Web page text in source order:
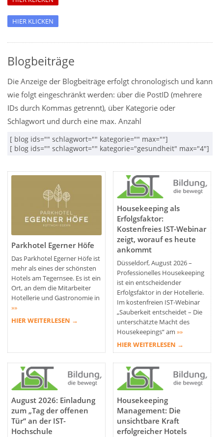
HIER KLICKEN
Blogbeiträge
Die Anzeige der Blogbeiträge erfolgt chronologisch und kann
wie folgt eingeschränkt werden: über die PostID (mehrere
IDs durch Kommas getrennt), über Kategorie oder
Schlagwort und durch eine max. Anzahl
[ blog ids="" schlagwort="" kategorie="" max=""]
[ blog ids="" schlagwort="" kategorie="gesundheit" max="4"]
Parkhotel Egerner Höfe
Das Parkhotel Egerner Höfe ist
mehr als eines der schönsten
Hotels am Tegernsee. Es ist ein
Ort, an dem die Mitarbeiter
Hotellerie und Gastronomie in
»»
HIER WEITERLESEN →
Housekeeping als
Erfolgsfaktor:
Kostenfreies IST-Webinar
zeigt, worauf es heute
ankommt
Düsseldorf, August 2026 –
Professionelles Housekeeping
ist ein entscheidender
Erfolgsfaktor in der Hotellerie.
Im kostenfreien IST-Webinar
„Sauberkeit entscheidet – Die
unterschätzte Macht des
Housekeepings“ am »»
HIER WEITERLESEN →
August 2026: Einladung
zum „Tag der offenen
Tür“ an der IST-
Hochschule
Housekeeping
Management: Die
unsichtbare Kraft
erfolgreicher Hotels